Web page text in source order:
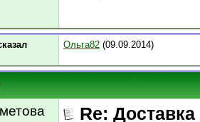
Ольга82 (09.09.2014)
Re: